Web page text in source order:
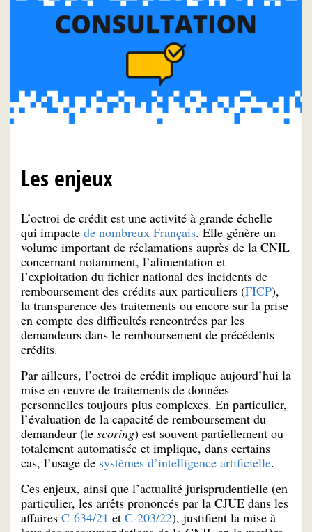
Les enjeux
L’octroi de crédit est une activité à grande échelle
qui impacte de nombreux Français. Elle génère un
volume important de réclamations auprès de la CNIL
concernant notamment, l’alimentation et
l’exploitation du fichier national des incidents de
remboursement des crédits aux particuliers (FICP),
la transparence des traitements ou encore sur la prise
en compte des difficultés rencontrées par les
demandeurs dans le remboursement de précédents
crédits.
Par ailleurs, l’octroi de crédit implique aujourd’hui la
mise en œuvre de traitements de données
personnelles toujours plus complexes. En particulier,
l’évaluation de la capacité de remboursement du
demandeur (le scoring) est souvent partiellement ou
totalement automatisée et implique, dans certains
cas, l’usage de systèmes d’intelligence artificielle.
Ces enjeux, ainsi que l’actualité jurisprudentielle (en
particulier, les arrêts prononcés par la CJUE dans les
affaires C-634/21 et C-203/22), justifient la mise à